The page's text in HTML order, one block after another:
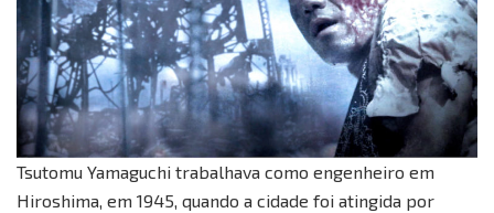
Tsutomu Yamaguchi trabalhava como engenheiro em
Hiroshima, em 1945, quando a cidade foi atingida por